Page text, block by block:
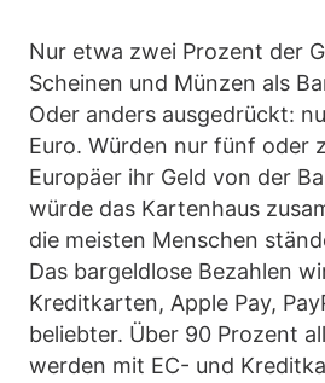
Nur etwa zwei Prozent der
Scheinen und Münzen als
Oder anders ausgedrückt:
Euro. Würden nur fünf oder
Europäer ihr Geld von der
würde das Kartenhaus
die meisten Menschen
Das bargeldlose Bezahlen
Kreditkarten, Apple Pay,
beliebter. Über 90 Prozent
werden mit EC- und